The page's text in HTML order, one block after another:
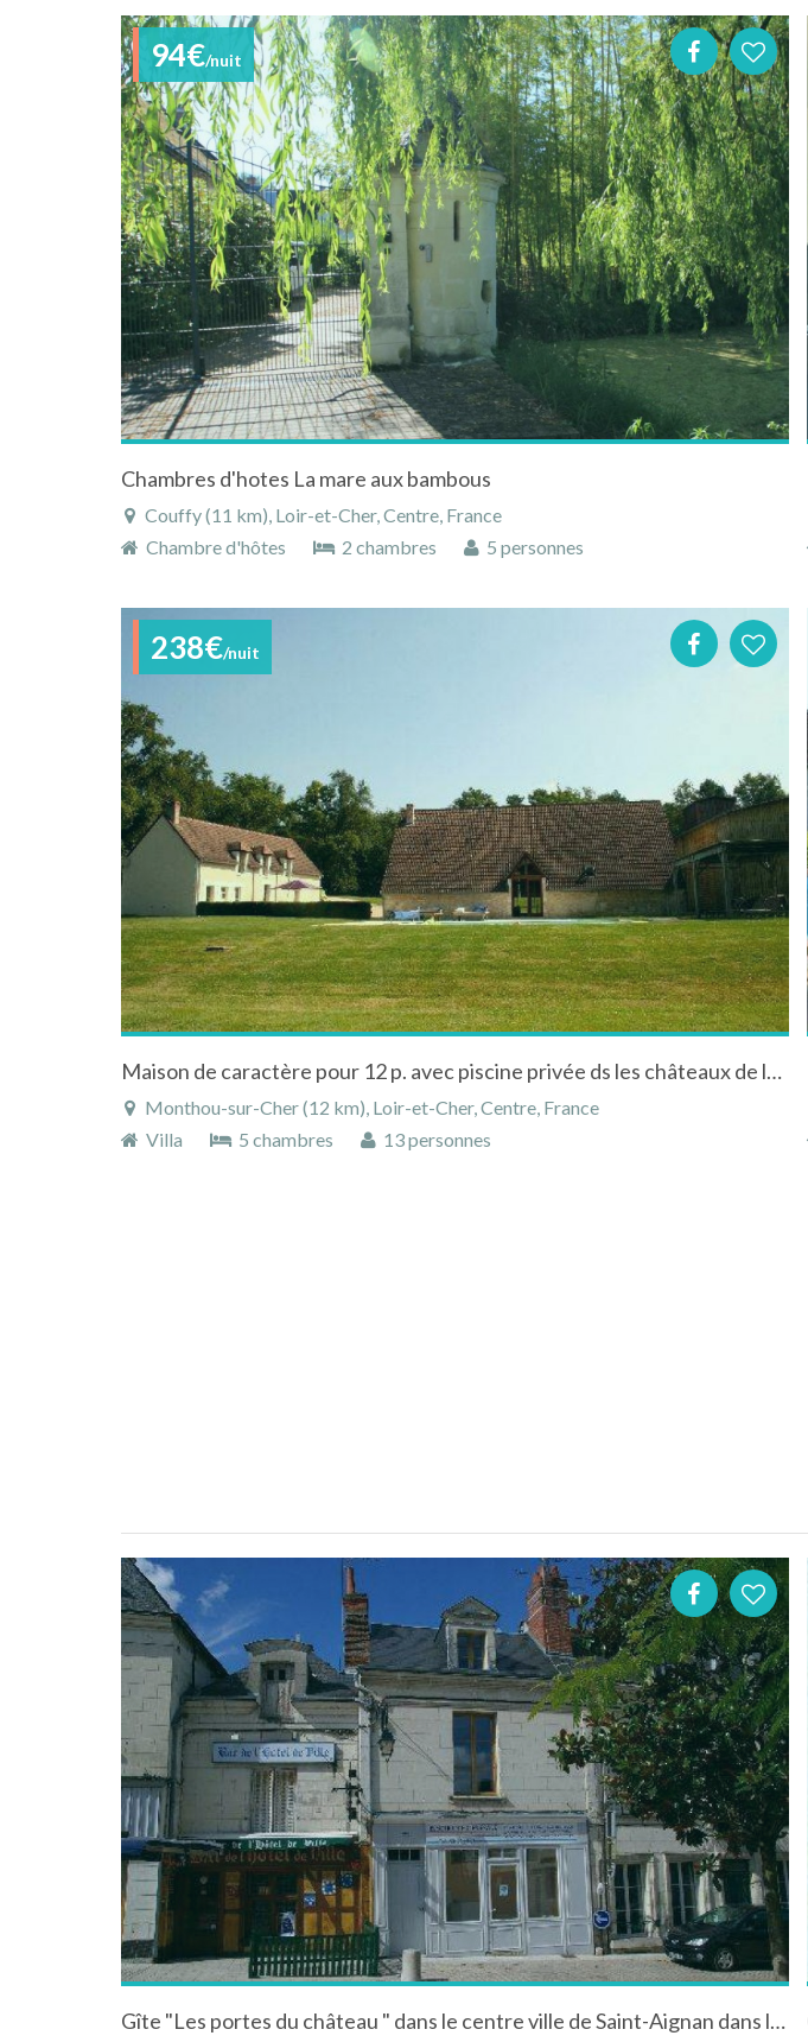
94€/nuit
Chambres d'hotes La mare aux bambous
Couffy (11 km), Loir-et-Cher, Centre, France
Chambre d'hôtes
2 chambres 5 personnes
238€/nuit
Maison de caractère pour 12 p. avec piscine privée ds les châteaux de la Loire
Monthou-sur-Cher (12 km), Loir-et-Cher, Centre, France
Villa
5 chambres 13 personnes
Gîte "Les portes du château " dans le centre ville de Saint-Aignan dans le Loir-et-Cher